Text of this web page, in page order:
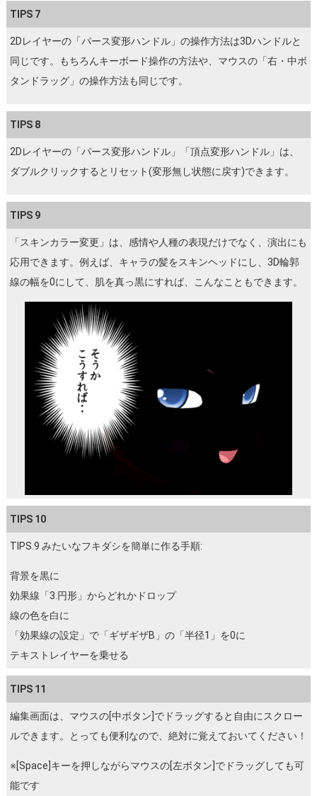
TIPS 7
2Dレイヤーの「パース変形ハンドル」の操作方法は3Dハンドルと
同じです。もちろんキーボード操作の方法や、マウスの「右・中ボ
タンドラッグ」の操作方法も同じです。
TIPS 8
2Dレイヤーの「パース変形ハンドル」「頂点変形ハンドル」は、
ダブルクリックするとリセット(変形無し状態に戻す)できます。
TIPS 9
「スキンカラー変更」は、感情や人種の表現だけでなく、演出にも
応用できます。例えば、キャラの髪をスキンヘッドにし、3D輪郭
線の幅を0にして、肌を真っ黒にすれば、こんなこともできます。
TIPS 10
TIPS.9 みたいなフキダシを簡単に作る手順:
背景を黒に
効果線「3.円形」からどれかドロップ
線の色を白に
「効果線の設定」で「ギザギザB」の「半径1」を0に
テキストレイヤーを乗せる
TIPS 11
編集画面は、マウスの[中ボタン]でドラッグすると自由にスクロー
ルできます。とっても便利なので、絶対に覚えておいてください！
※[Space]キーを押しながらマウスの[左ボタン]でドラッグしても可
能です